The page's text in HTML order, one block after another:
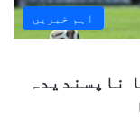
اہم خبریں
ناپسندیدہ